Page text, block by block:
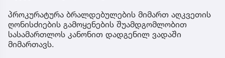
პროკურატურა ბრალდებულების მიმართ აღკვეთის
ღონისძიების გამოყენების შუამდგომლობით
სასამართლოს კანონით დადგენილ ვადაში
მიმართავს.